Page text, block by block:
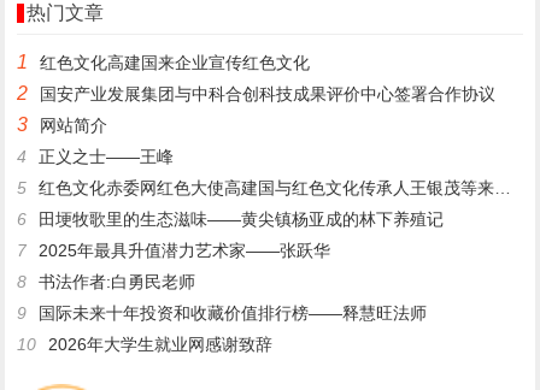
热门文章
1 ​红色文化高建国来企业宣传红色文化
2 国安产业发展集团与中科合创科技成果评价中心签署合作协议
3
网站简介
4
正义之士——王峰
5
红色文化赤委网红色大使高建国与红色文化传承人王银茂等来登仙桥
6
田埂牧歌里的生态滋味——黄尖镇杨亚成的林下养殖记
7
2025年最具升值潜力艺术家——张跃华
8
书法作者:白勇民老师
9
国际未来十年投资和收藏价值排行榜——释慧旺法师
10
2026年大学生就业网感谢致辞